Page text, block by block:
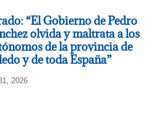
“El Gobierno de Pedro
olvida y maltrata a los
de la provincia de
y de toda España”
2026